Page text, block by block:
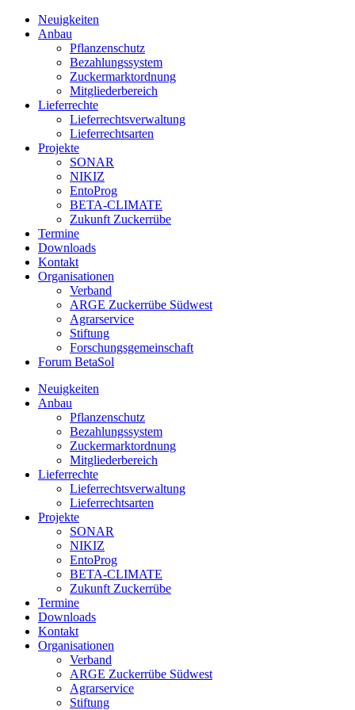
Neuigkeiten
Anbau
Pflanzenschutz
Bezahlungssystem
Zuckermarktordnung
Mitgliederbereich
Lieferrechte
Lieferrechtsverwaltung
Lieferrechtsarten
Projekte
SONAR
NIKIZ
EntoProg
BETA-CLIMATE
Zukunft Zuckerrübe
Termine
Downloads
Kontakt
Organisationen
Verband
ARGE Zuckerrübe Südwest
Agrarservice
Stiftung
Forschungsgemeinschaft
Forum BetaSol
Neuigkeiten
Anbau
Pflanzenschutz
Bezahlungssystem
Zuckermarktordnung
Mitgliederbereich
Lieferrechte
Lieferrechtsverwaltung
Lieferrechtsarten
Projekte
SONAR
NIKIZ
EntoProg
BETA-CLIMATE
Zukunft Zuckerrübe
Termine
Downloads
Kontakt
Organisationen
Verband
ARGE Zuckerrübe Südwest
Agrarservice
Stiftung